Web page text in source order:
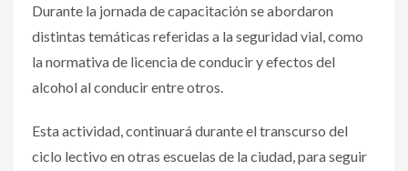
Durante la jornada de capacitación se abordaron
distintas temáticas referidas a la seguridad vial, como
la normativa de licencia de conducir y efectos del
alcohol al conducir entre otros.
Esta actividad, continuará durante el transcurso del
ciclo lectivo en otras escuelas de la ciudad, para seguir